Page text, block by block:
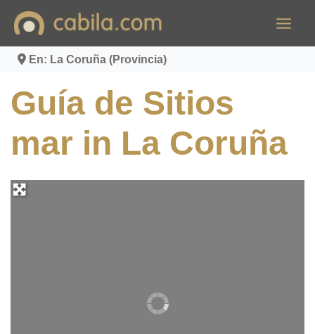
contenido
En: La Coruña (Provincia)
Guía de Sitios
mar in La Coruña